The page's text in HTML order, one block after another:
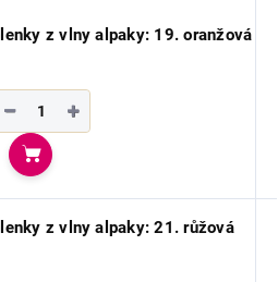
z vlny alpaky: 19. oranžová
+
−
Do košíku
z vlny alpaky: 21. růžová